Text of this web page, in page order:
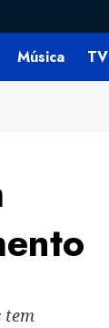
Música TV
tem